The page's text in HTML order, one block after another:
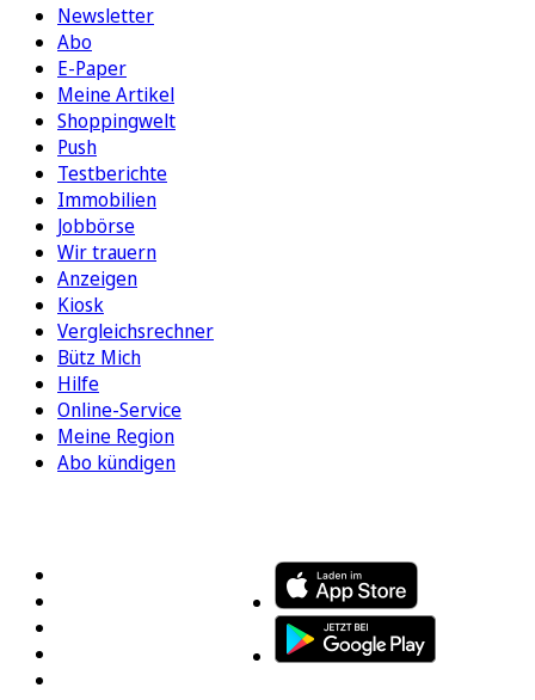
Newsletter
Abo
E-Paper
Meine Artikel
Shoppingwelt
Push
Testberichte
Immobilien
Jobbörse
Wir trauern
Anzeigen
Kiosk
Vergleichsrechner
Bütz Mich
Hilfe
Online-Service
Meine Region
Abo kündigen